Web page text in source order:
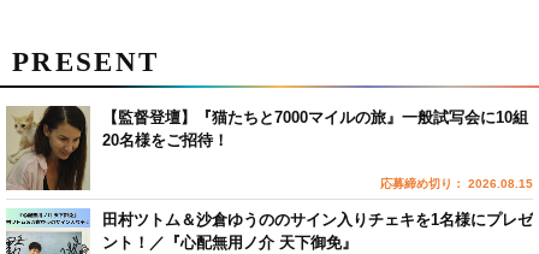
PRESENT
【監督登壇】『猫たちと7000マイルの旅』一般試写会に10組
20名様をご招待！
応募締め切り： 2026.08.15
田村ツトム＆沙倉ゆうののサイン入りチェキを1名様にプレゼ
ント！／『心配無用ノ介 天下御免』